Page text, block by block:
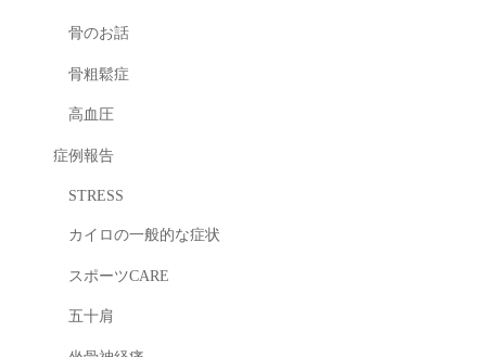
骨のお話
骨粗鬆症
高血圧
症例報告
STRESS
カイロの一般的な症状
スポーツCARE
五十肩